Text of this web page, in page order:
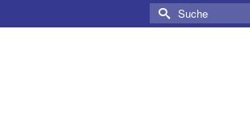
Suche
nach: